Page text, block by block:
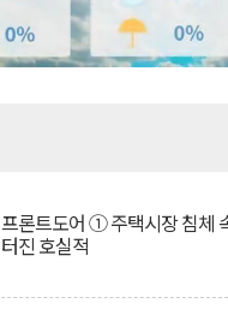
프론트도어 ① 주택시장 침체
터진 호실적